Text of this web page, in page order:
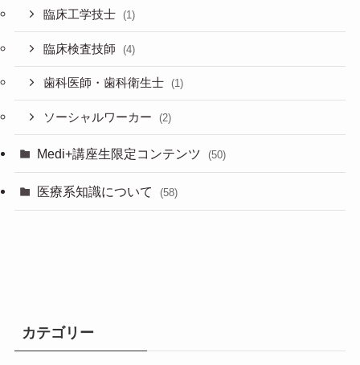
臨床工学技士 (1)
臨床検査技師 (4)
歯科医師・歯科衛生士 (1)
ソーシャルワーカー (2)
Medi+講座生限定コンテンツ (50)
医療系知識について (58)
カテゴリー